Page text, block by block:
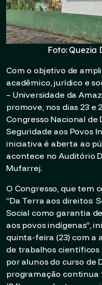
Foto: Quezia
Com o objetivo de
acadêmico, jurídico e
– Universidade da
promove, nos dias 23 e
Congresso Nacional de
Seguridade aos Povos
iniciativa é aberta ao
acontece no Auditório
Mufarrej.
O Congresso, que tem
“Da Terra aos direitos:
Social como garantia
aos povos indígenas”,
quinta-feira (23) com a
de trabalhos científicos
por alunos do curso de
programação continua